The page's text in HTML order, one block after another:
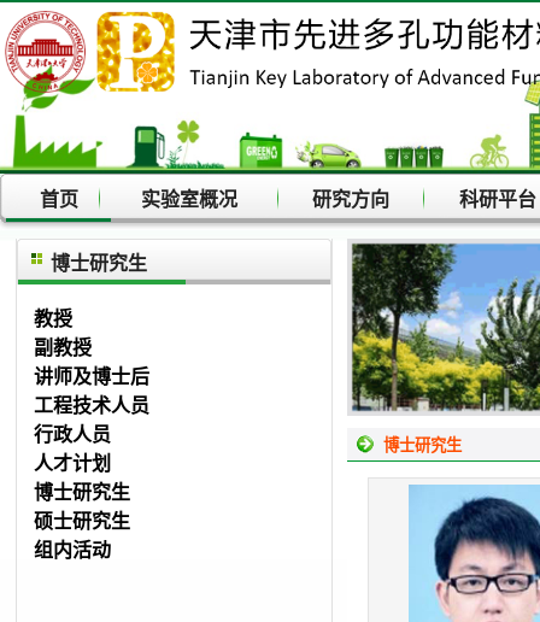
首页 实验室概况 研究方向 科研平台
博士研究生
教授
副教授
讲师及博士后
工程技术人员
行政人员
人才计划
博士研究生
硕士研究生
组内活动
博士研究生